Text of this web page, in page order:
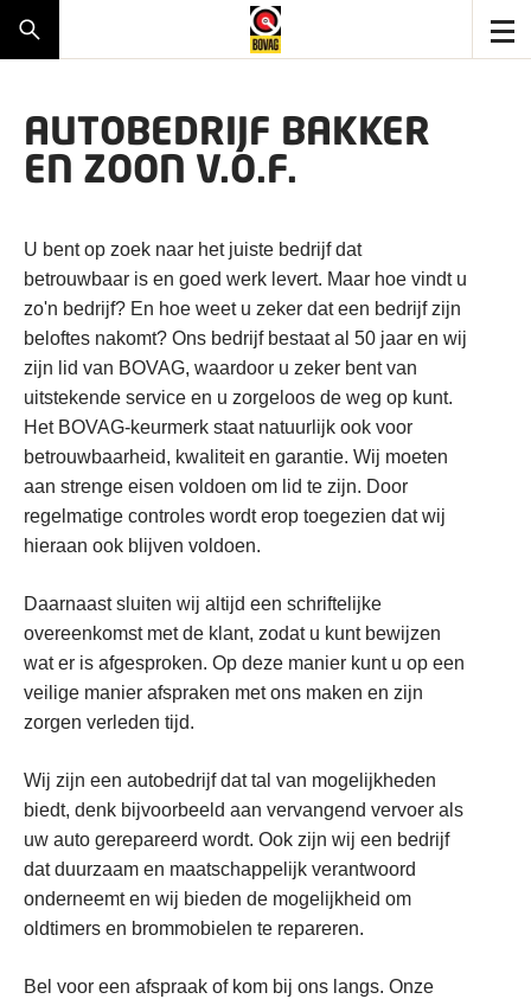
AUTOBEDRIJF BAKKER
EN ZOON V.O.F.
U bent op zoek naar het juiste bedrijf dat
betrouwbaar is en goed werk levert. Maar hoe vindt u
zo'n bedrijf? En hoe weet u zeker dat een bedrijf zijn
beloftes nakomt? Ons bedrijf bestaat al 50 jaar en wij
zijn lid van BOVAG, waardoor u zeker bent van
uitstekende service en u zorgeloos de weg op kunt.
Het BOVAG-keurmerk staat natuurlijk ook voor
betrouwbaarheid, kwaliteit en garantie. Wij moeten
aan strenge eisen voldoen om lid te zijn. Door
regelmatige controles wordt erop toegezien dat wij
hieraan ook blijven voldoen.
Daarnaast sluiten wij altijd een schriftelijke
overeenkomst met de klant, zodat u kunt bewijzen
wat er is afgesproken. Op deze manier kunt u op een
veilige manier afspraken met ons maken en zijn
zorgen verleden tijd.
Wij zijn een autobedrijf dat tal van mogelijkheden
biedt, denk bijvoorbeeld aan vervangend vervoer als
uw auto gerepareerd wordt. Ook zijn wij een bedrijf
dat duurzaam en maatschappelijk verantwoord
onderneemt en wij bieden de mogelijkheid om
oldtimers en brommobielen te repareren.
Bel voor een afspraak of kom bij ons langs. Onze